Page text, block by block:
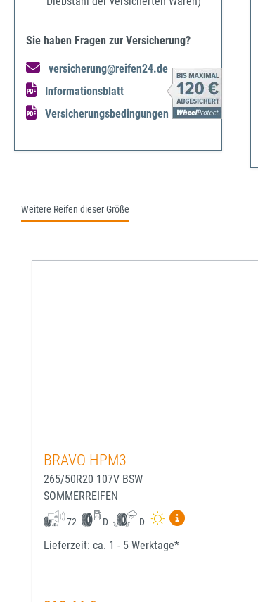
Sie haben Fragen zur Versicherung?
versicherung@reifen24.de
Informationsblatt
Versicherungsbedingungen
Weitere Reifen dieser Größe
BRAVO HPM3
265/50R20 107V BSW
SOMMERREIFEN
72 D D
Mehr
Lieferzeit: ca. 1 - 5 Werktage*